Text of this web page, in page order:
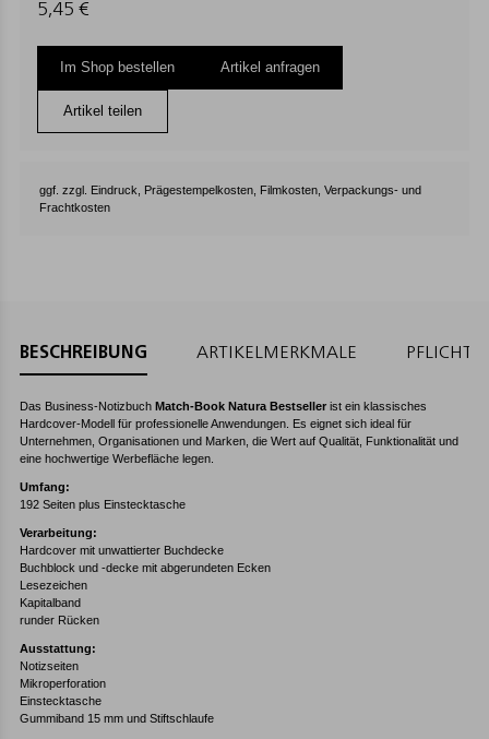
5,45 €
Im Shop bestellen Artikel anfragen
Artikel teilen
ggf. zzgl. Eindruck, Prägestempelkosten, Filmkosten, Verpackungs- und
Frachtkosten
BESCHREIBUNG ARTIKELMERKMALE
Das Business-Notizbuch Match-Book Natura Bestseller ist ein klassisches
Hardcover-Modell für professionelle Anwendungen. Es eignet sich ideal für
Unternehmen, Organisationen und Marken, die Wert auf Qualität, Funktionalität und
eine hochwertige Werbefläche legen.
Umfang:
192 Seiten plus Einstecktasche
Verarbeitung:
Hardcover mit unwattierter Buchdecke
Buchblock und -decke mit abgerundeten Ecken
Lesezeichen
Kapitalband
runder Rücken
Ausstattung:
Notizseiten
Mikroperforation
Einstecktasche
Gummiband 15 mm und Stiftschlaufe